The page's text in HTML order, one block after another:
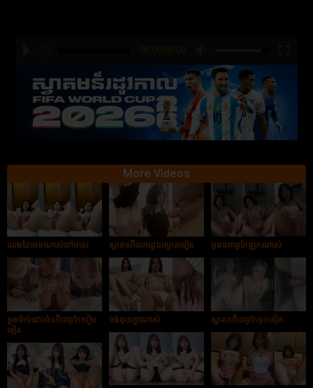
hd2880
hd2160
hd2160
hd1440
highres
hd1080
hd720
large
medium
small
tiny
00:00/00:00
More Videos
លេងដៃអេមណាស់ពៅមាស ស្អាតហើយកាដួយស្អាតទៀត អូនវេតាពូកែញុកណាស់
អូនម៉ាប់ដោះធំហើយពូកែបៀម
ទៀត
ចង់ចុយគ្នាណាស់ ស្អាតហើយពូកែអុកទៀត